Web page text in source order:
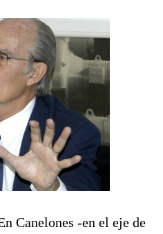
Canelones -en el eje de